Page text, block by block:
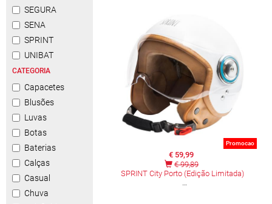
SEGURA
SENA
SPRINT
UNIBAT
CATEGORIA
Capacetes
Blusões
Luvas
Botas
Baterias
Calças
Casual
Chuva
Promocao
€ 59,99
€ 99,89
SPRINT City Porto (Edição Limitada)